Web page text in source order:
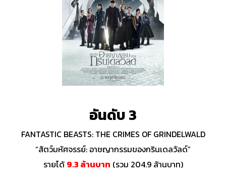
อันดับ 3
FANTASTIC BEASTS: THE CRIMES OF GRINDELWALD
“สัตว์มหัศจรรย์: อาชญากรรมของกรินเดลวัลด์”
รายได้ 9.3 ล้านบาท (รวม 204.9 ล้านบาท)